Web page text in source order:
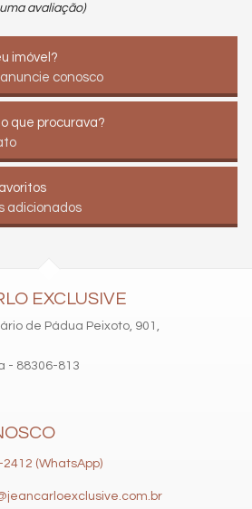
avaliação)
imóvel?
conosco
que procurava?
adicionados
EXCLUSIVE
de Pádua Peixoto, 901,
- 88306-813
2412 (WhatsApp)